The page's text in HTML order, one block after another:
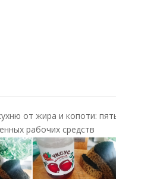
от жира и копоти: пять
рабочих средств